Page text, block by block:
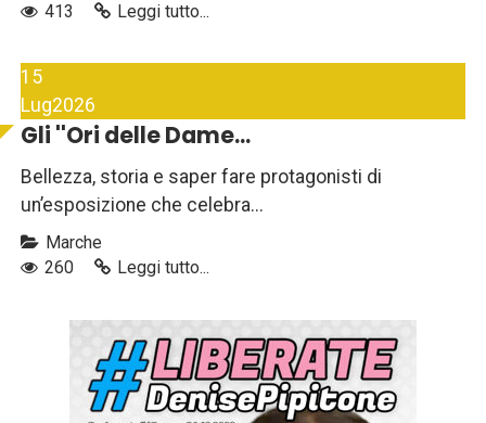
413
Leggi tutto...
15
Lug2026
Gli ''Ori delle Dame...
Bellezza, storia e saper fare protagonisti di
un’esposizione che celebra...
Marche
260
Leggi tutto...